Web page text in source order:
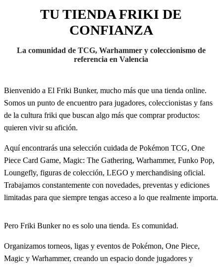
TU TIENDA FRIKI DE
CONFIANZA
La comunidad de TCG, Warhammer y coleccionismo de
referencia en Valencia
Bienvenido a El Friki Bunker, mucho más que una tienda online.
Somos un punto de encuentro para jugadores, coleccionistas y fans
de la cultura friki que buscan algo más que comprar productos:
quieren vivir su afición.
Aquí encontrarás una selección cuidada de Pokémon TCG, One
Piece Card Game, Magic: The Gathering, Warhammer, Funko Pop,
Loungefly, figuras de colección, LEGO y merchandising oficial.
Trabajamos constantemente con novedades, preventas y ediciones
limitadas para que siempre tengas acceso a lo que realmente importa.
Pero Friki Bunker no es solo una tienda. Es comunidad.
Organizamos torneos, ligas y eventos de Pokémon, One Piece,
Magic y Warhammer, creando un espacio donde jugadores y